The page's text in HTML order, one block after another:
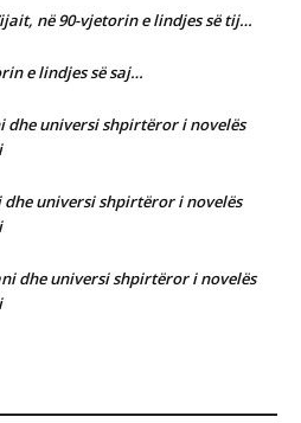
në 90-vjetorin e lindjes së tij…
e lindjes së saj…
dhe universi shpirtëror i novelës
universi shpirtëror i novelës
dhe universi shpirtëror i novelës